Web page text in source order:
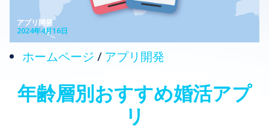
アプリ開発
2024年4月16日
ホームページ / アプリ開発
年齢層別おすすめ婚活アプ
リ